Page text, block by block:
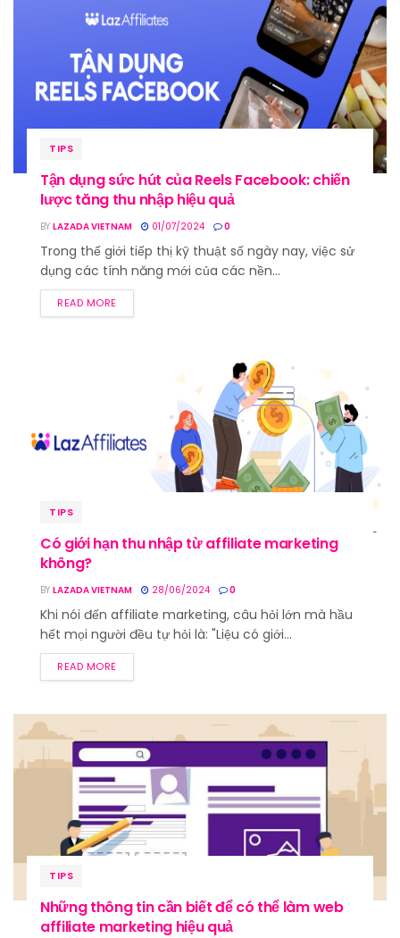
TIPS
Tận dụng sức hút của Reels Facebook: chiến
lược tăng thu nhập hiệu quả
BY LAZADA VIETNAM 01/07/2024 0
Trong thế giới tiếp thị kỹ thuật số ngày nay, việc sử
dụng các tính năng mới của các nền...
READ MORE
TIPS
Có giới hạn thu nhập từ affiliate marketing
không?
BY LAZADA VIETNAM 28/06/2024 0
Khi nói đến affiliate marketing, câu hỏi lớn mà hầu
hết mọi người đều tự hỏi là: "Liệu có giới...
READ MORE
TIPS
Những thông tin cần biết để có thể làm web
affiliate marketing hiệu quả